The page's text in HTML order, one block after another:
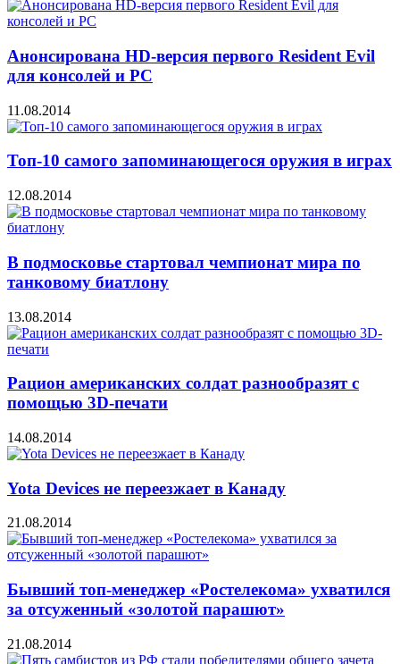
Анонсирована HD-версия первого Resident Evil
для консолей и PC
11.08.2014
Топ-10 самого запоминающегося оружия в играх
12.08.2014
В подмосковье стартовал чемпионат мира по
танковому биатлону
13.08.2014
Рацион американских солдат разнообразят с
помощью 3D-печати
14.08.2014
Yota Devices не переезжает в Канаду
21.08.2014
Бывший топ-менеджер «Ростелекома» ухватился
за отсуженный «золотой парашют»
21.08.2014